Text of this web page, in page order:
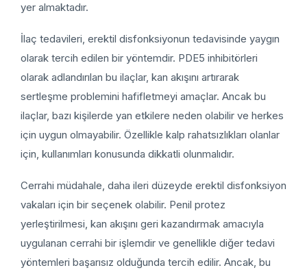
yer almaktadır.
İlaç tedavileri, erektil disfonksiyonun tedavisinde yaygın
olarak tercih edilen bir yöntemdir. PDE5 inhibitörleri
olarak adlandırılan bu ilaçlar, kan akışını artırarak
sertleşme problemini hafifletmeyi amaçlar. Ancak bu
ilaçlar, bazı kişilerde yan etkilere neden olabilir ve herkes
için uygun olmayabilir. Özellikle kalp rahatsızlıkları olanlar
için, kullanımları konusunda dikkatli olunmalıdır.
Cerrahi müdahale, daha ileri düzeyde erektil disfonksiyon
vakaları için bir seçenek olabilir. Penil protez
yerleştirilmesi, kan akışını geri kazandırmak amacıyla
uygulanan cerrahi bir işlemdir ve genellikle diğer tedavi
yöntemleri başarısız olduğunda tercih edilir. Ancak, bu